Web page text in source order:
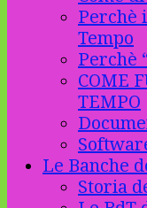
Perchè
Tempo
Perchè
COME
TEMPO
Le Banche
Storia